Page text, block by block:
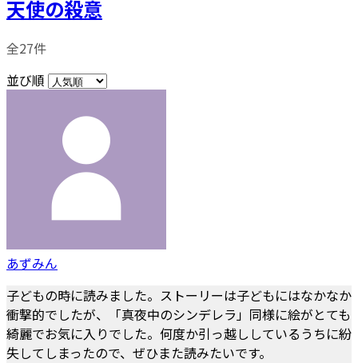
天使の殺意
全27件
並び順
あずみん
子どもの時に読みました。ストーリーは子どもにはなかなか
衝撃的でしたが、「真夜中のシンデレラ」同様に絵がとても
綺麗でお気に入りでした。何度か引っ越ししているうちに紛
失してしまったので、ぜひまた読みたいです。